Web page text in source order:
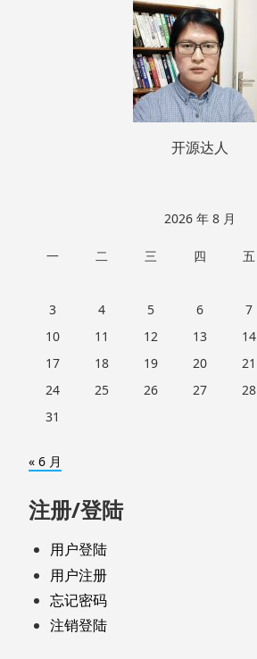
开源达人
2026 年 8 月
一 二 三 四 五
3
4 5 6 7
10
11 12 13 14
17
18 19 20 21
24
25 26 27 28
31
« 6 月
注册/登陆
用户登陆
用户注册
忘记密码
注销登陆